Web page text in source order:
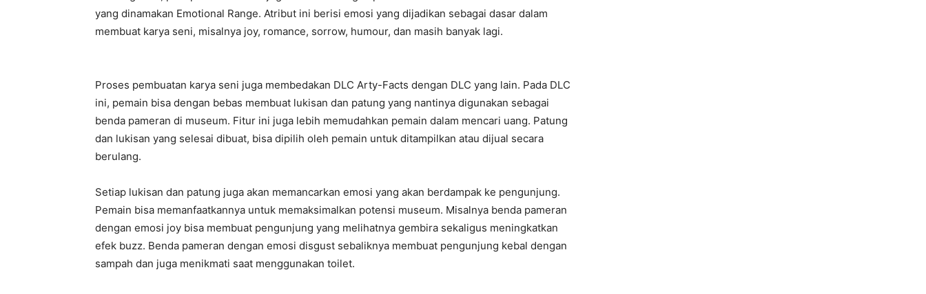
yang dinamakan Emotional Range. Atribut ini berisi emosi yang dijadikan sebagai dasar dalam
membuat karya seni, misalnya joy, romance, sorrow, humour, dan masih banyak lagi.
Proses pembuatan karya seni juga membedakan DLC Arty-Facts dengan DLC yang lain. Pada DLC
ini, pemain bisa dengan bebas membuat lukisan dan patung yang nantinya digunakan sebagai
benda pameran di museum. Fitur ini juga lebih memudahkan pemain dalam mencari uang. Patung
dan lukisan yang selesai dibuat, bisa dipilih oleh pemain untuk ditampilkan atau dijual secara
berulang.
Setiap lukisan dan patung juga akan memancarkan emosi yang akan berdampak ke pengunjung.
Pemain bisa memanfaatkannya untuk memaksimalkan potensi museum. Misalnya benda pameran
dengan emosi joy bisa membuat pengunjung yang melihatnya gembira sekaligus meningkatkan
efek buzz. Benda pameran dengan emosi disgust sebaliknya membuat pengunjung kebal dengan
sampah dan juga menikmati saat menggunakan toilet.